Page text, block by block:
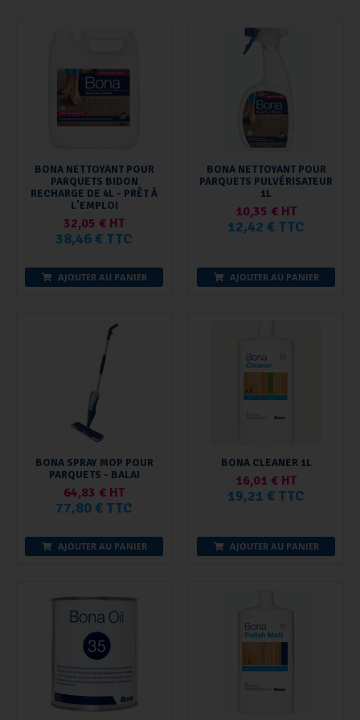
BONA NETTOYANT POUR
PARQUETS BIDON
RECHARGE DE 4L - PRÊT À
L'EMPLOI
32,05 € HT
38,46 € TTC
AJOUTER AU PANIER
BONA NETTOYANT POUR
PARQUETS PULVÉRISATEUR
1L
10,35 € HT
12,42 € TTC
AJOUTER AU PANIER
BONA SPRAY MOP POUR
PARQUETS - BALAI
64,83 € HT
77,80 € TTC
AJOUTER AU PANIER
BONA CLEANER 1L
16,01 € HT
19,21 € TTC
AJOUTER AU PANIER